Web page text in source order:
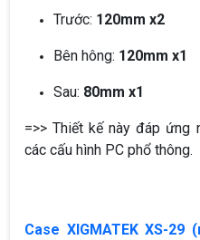
Trước: 120mm x2
Bên hông: 120mm x1
Sau: 80mm x1
=>> Thiết kế này đáp ứng
các cấu hình PC phổ thông.
Case XIGMATEK XS-